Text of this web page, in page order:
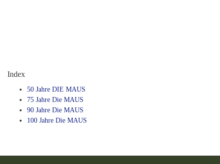
Index
50 Jahre DIE MAUS
75 Jahre Die MAUS
90 Jahre Die MAUS
100 Jahre Die MAUS